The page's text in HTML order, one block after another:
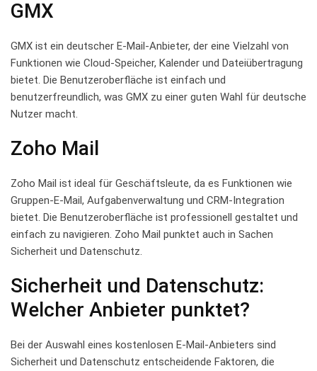
GMX
GMX ist ein ​deutscher E-Mail-Anbieter, der eine Vielzahl von⁢
Funktionen wie Cloud-Speicher, Kalender ‌und Dateiübertragung
bietet. Die Benutzeroberfläche ist⁤ einfach⁣ und
⁤benutzerfreundlich,‌ was GMX zu ⁤einer ⁤guten‌ Wahl ⁢für deutsche
Nutzer⁢ macht.
Zoho Mail
Zoho ⁤Mail ⁣ist‍ ideal für Geschäftsleute, da es Funktionen wie⁤
Gruppen-E-Mail, Aufgabenverwaltung und CRM-Integration
bietet. Die Benutzeroberfläche ist⁤ professionell gestaltet und
einfach zu‍ navigieren. Zoho Mail⁤ punktet auch in⁣ Sachen⁤
Sicherheit und ​Datenschutz.
Sicherheit ⁢und Datenschutz:
Welcher⁣ Anbieter ⁢punktet?
Bei der Auswahl eines⁣ kostenlosen E-Mail-Anbieters sind
⁢Sicherheit ​und Datenschutz entscheidende Faktoren, die